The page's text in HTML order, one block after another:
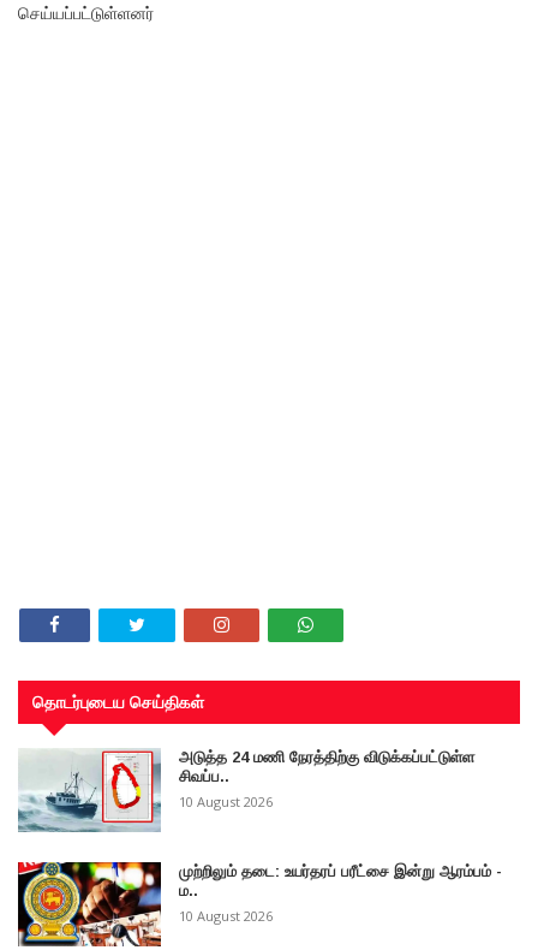
செய்யப்பட்டுள்ளனர்
தொடர்புடைய செய்திகள்
அடுத்த 24 மணி நேரத்திற்கு விடுக்கப்பட்டுள்ள
சிவப்ப..
10 August 2026
முற்றிலும் தடை: உயர்தரப் பரீட்சை இன்று ஆரம்பம் -
ம..
10 August 2026